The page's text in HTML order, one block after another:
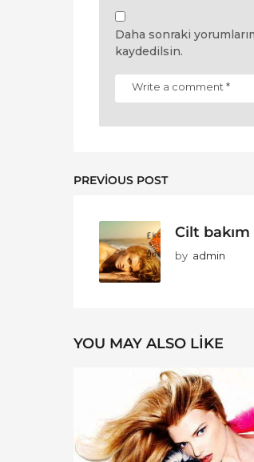
Daha sonraki
kaydedilsin.
PREVIOUS POST
Cilt
by admin
YOU MAY ALSO LIKE